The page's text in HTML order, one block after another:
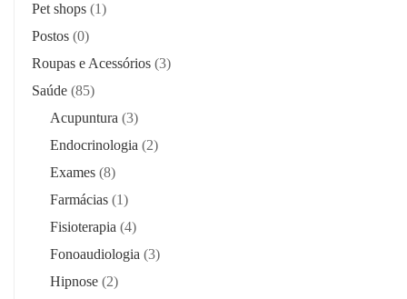
Pet shops (1)
Postos (0)
Roupas e Acessórios (3)
Saúde (85)
Acupuntura (3)
Endocrinologia (2)
Exames (8)
Farmácias (1)
Fisioterapia (4)
Fonoaudiologia (3)
Hipnose (2)